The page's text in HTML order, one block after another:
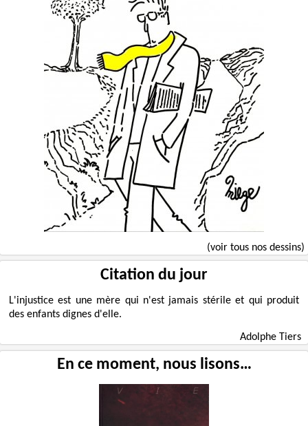
(voir tous nos dessins)
Citation du jour
L'injustice est une mère qui n'est jamais stérile et qui produit
des enfants dignes d'elle.
Adolphe Tiers
En ce moment, nous lisons…